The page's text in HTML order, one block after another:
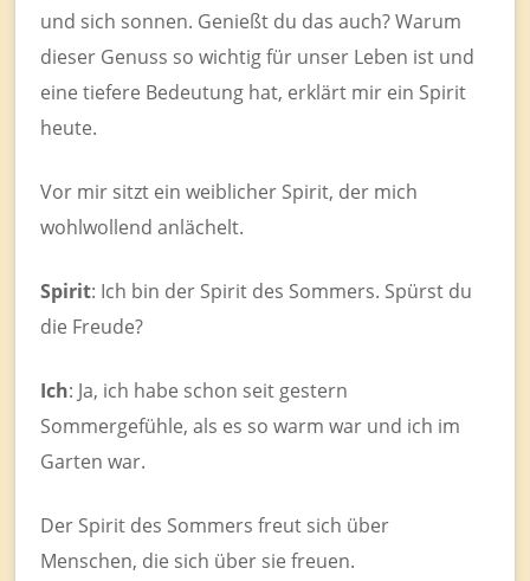
und sich sonnen. Genießt du das auch? Warum
dieser Genuss so wichtig für unser Leben ist und
eine tiefere Bedeutung hat, erklärt mir ein Spirit
heute.
Vor mir sitzt ein weiblicher Spirit, der mich
wohlwollend anlächelt.
Spirit: Ich bin der Spirit des Sommers. Spürst du
die Freude?
Ich: Ja, ich habe schon seit gestern
Sommergefühle, als es so warm war und ich im
Garten war.
Der Spirit des Sommers freut sich über
Menschen, die sich über sie freuen.